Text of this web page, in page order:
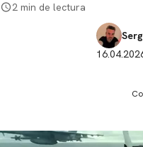
2 min de lectura